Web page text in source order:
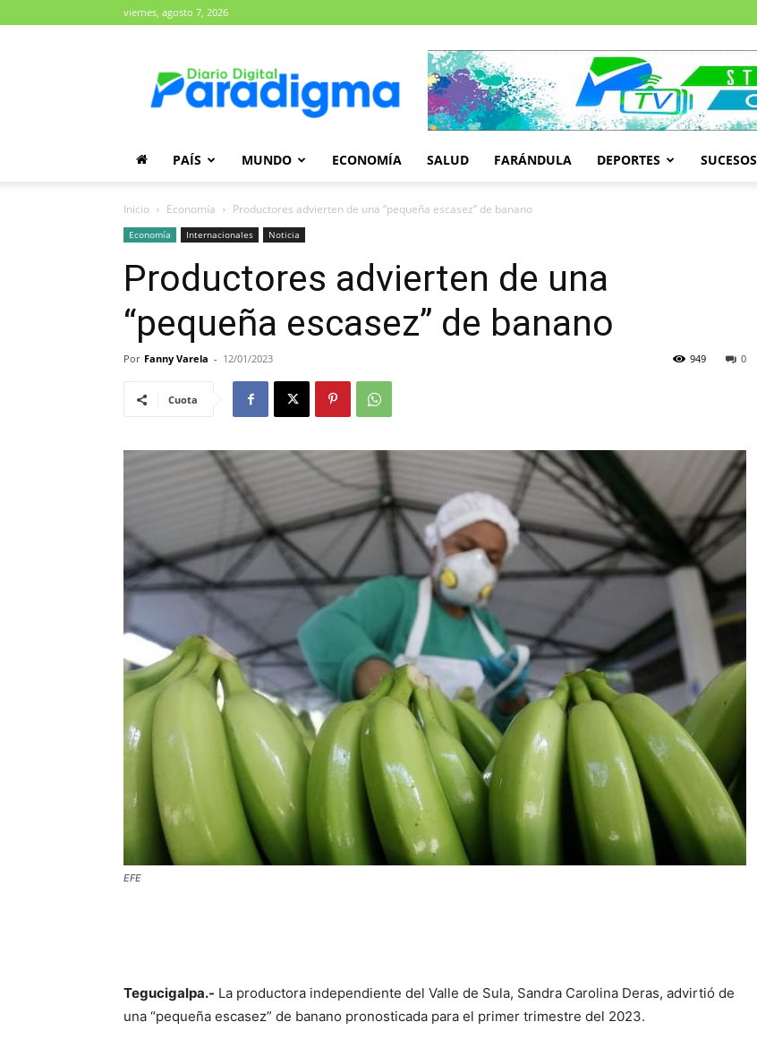
viernes, agosto 7, 2026
Paradigma
PAÍS MUNDO ECONOMÍA SALUD FARÁNDULA DEPORTES SUCESOS
Inicio Economía Productores advierten de una “pequeña escasez” de banano
Economía Internacionales Noticia
Productores advierten de una
“pequeña escasez” de banano
Por Fanny Varela - 12/01/2023 0
949
Cuota
EFE
Tegucigalpa.- La productora independiente del Valle de Sula, Sandra Carolina Deras, advirtió de
una “pequeña escasez” de banano pronosticada para el primer trimestre del 2023.